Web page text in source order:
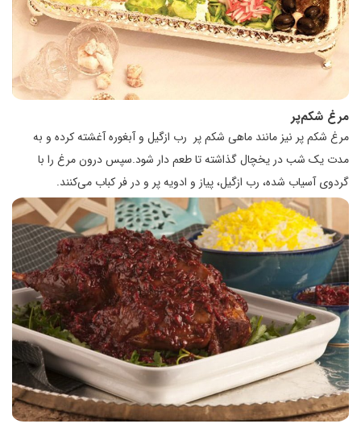
مرغ شکم‌پر
مرغ شکم پر نیز مانند ماهی شکم پر رب ازگیل و آبغوره آغشته کرده و به
مدت یک شب در یخچال گذاشته تا طعم دار شود.سپس درون مرغ را با
گردوی آسیاب شده، رب ازگیل، پیاز و ادویه پر و در فر کباب می‌کنند.